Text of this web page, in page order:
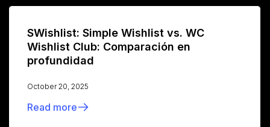
SWishlist: Simple Wishlist vs. WC
Wishlist Club: Comparación en
profundidad
October 20, 2025
Read more